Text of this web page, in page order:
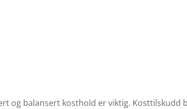
og balansert kosthold er viktig. Kosttilskudd